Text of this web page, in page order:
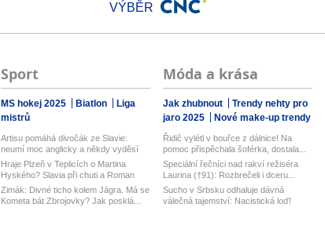
VÝBĚR
Sport
MS hokej 2025 Biatlon
Liga
mistrů
Artisu pomáhá divočák ze Slavie:
neumí moc anglicky a někdy vyděsí
tre...
Hraje Plzeň v Teplicích o Martina
Hyského? Slavia při chuti a Roman
Ma...
Zimák: Divné ticho kolem Jágra. Má se
Kometa bát Zbrojovky? Jak posklá...
Móda a krása
Jak zhubnout
Trendy nehty pro
jaro 2025
Nové make-up trendy
Řidič vylétl v bouřce z dálnice! Na
pomoc přispěchala šoférka, dostala...
Speciální řečníci nad rakví režiséra
Laurina (†91): Rozbrečeli i dceru...
Sucho v Srbsku odhaluje dávná
válečná tajemství: Nacistická loď!